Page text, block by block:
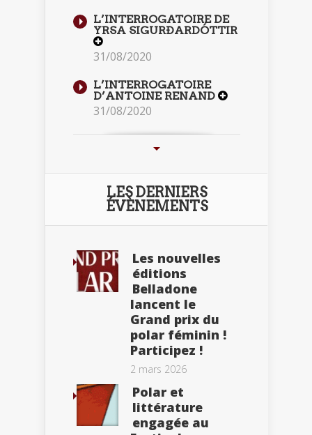
L’INTERROGATOIRE DE
YRSA SIGURÐARDÓTTIR
31/08/2020
L’INTERROGATOIRE
D’ANTOINE RENAND
31/08/2020
LES DERNIERS
ÉVÈNEMENTS
Les nouvelles
éditions
Belladone
lancent le
Grand prix du
polar féminin !
Participez !
2 mars 2026
Polar et
littérature
engagée au